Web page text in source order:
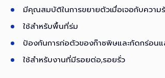
มีคุณสมบัติในการขยายตัวเมื่อเจอกับควา
ใช้สำหรับพื้นที่ร่ม
ป้องกันการก่อตัวของก๊าซพิษและกัดกร่อนแ
ใช้สำหรับงานที่มีรอยต่อ,รอยรั่ว